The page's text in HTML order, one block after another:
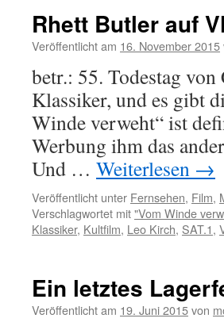
Rhett Butler auf
Veröffentlicht am 16. November 2015
betr.: 55. Todestag
Klassiker, und es gibt
Winde verweht“ ist
Werbung ihm das
Und … Weiterlesen →
Veröffentlicht unter Fernsehen, Film,
Verschlagwortet mit"Vom Winde
Klassiker, Kultfilm, Leo Kirch, SAT.1,
Ein letztes
Veröffentlicht am 19. Juni 2015von